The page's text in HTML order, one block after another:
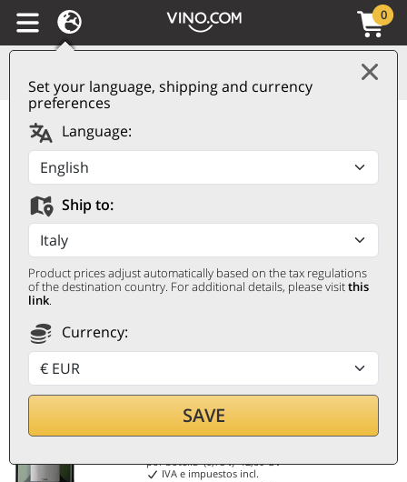
Set your language, shipping and currency
preferences
Language:
Ship to:
Product prices adjust automatically based on the tax regulations
of the destination country. For additional details, please visitthis
link.
Currency:
SAVE
0
Cava DO Brut Zeta
Bodega Espana
Autentica
BODEGA ESPANA AUTENTICA
0,75 ℓ
Rebaja 25%
9,60€
por botella (0,75 ℓ)12,80€/ℓ
IVA e impuestos incl.